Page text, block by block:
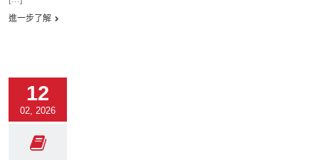
進一步了解
12
02, 2026